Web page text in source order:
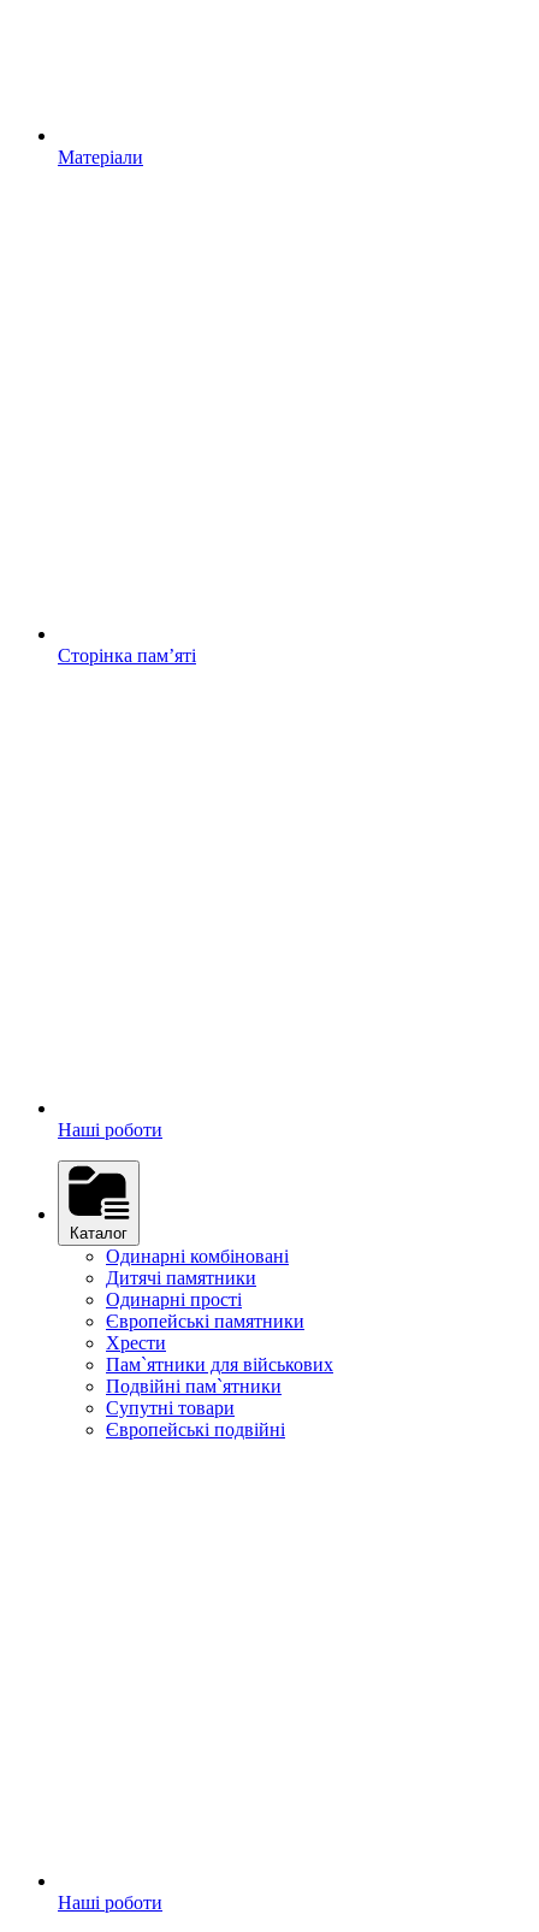
Матеріали
Сторінка памʼяті
Наші роботи
Каталог
Одинарні комбіновані
Дитячі памятники
Одинарні прості
Європейські памятники
Хрести
Пам`ятники для військових
Подвійні пам`ятники
Супутні товари
Європейські подвійні
Наші роботи